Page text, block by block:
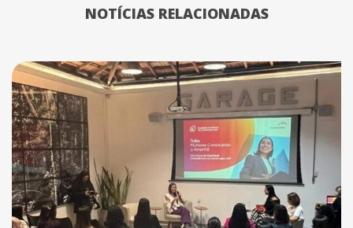
NOTÍCIAS RELACIONADAS